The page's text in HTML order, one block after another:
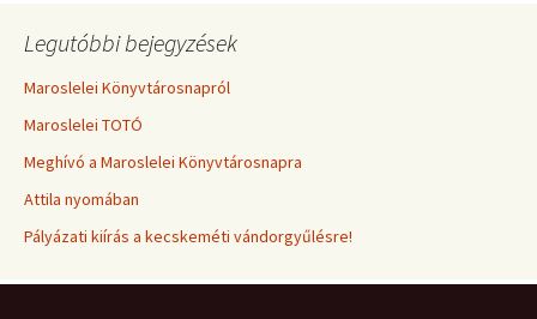
Legutóbbi bejegyzések
Maroslelei Könyvtárosnapról
Maroslelei TOTÓ
Meghívó a Maroslelei Könyvtárosnapra
Attila nyomában
Pályázati kiírás a kecskeméti vándorgyűlésre!